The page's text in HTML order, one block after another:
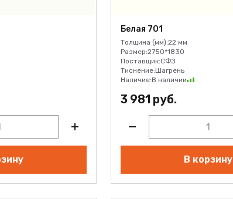
Белая 701
Толщина (мм):22 мм
Размер:2750*1830
Поставщик:СФЗ
Тиснение:Шагрень
Наличие:В наличии
3 981 руб.
В корзину